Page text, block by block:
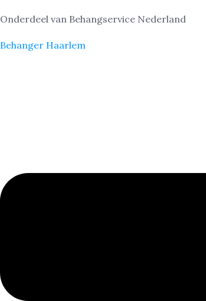
Onderdeel van Behangservice Nederland
Behanger Haarlem